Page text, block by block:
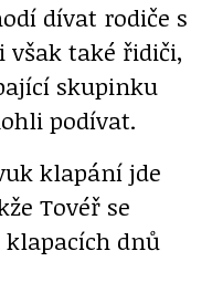
dívat rodiče s
také řidiči,
skupinku
podívat.
klapání jde
Tovéř se
dnů